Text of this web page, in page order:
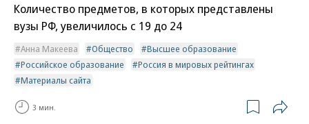
Количество предметов, в которых представлены
вузы РФ, увеличилось с 19 до 24
Анна Макеева Общество
Высшее образование
Российское образование
Россия в мировых рейтингах
Материалы сайта
3 мин.